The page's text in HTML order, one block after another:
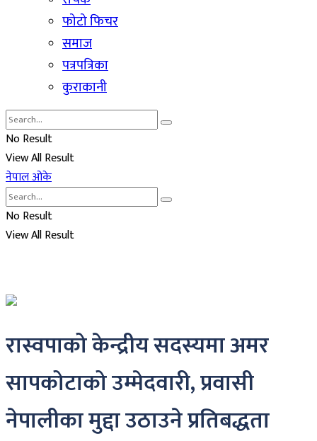
फोटो फिचर
समाज
पत्रपत्रिका
कुराकानी
No Result
View All Result
नेपाल ओके
No Result
View All Result
रास्वपाको केन्द्रीय सदस्यमा अमर
सापकोटाको उम्मेदवारी, प्रवासी
नेपालीका मुद्दा उठाउने प्रतिबद्धता